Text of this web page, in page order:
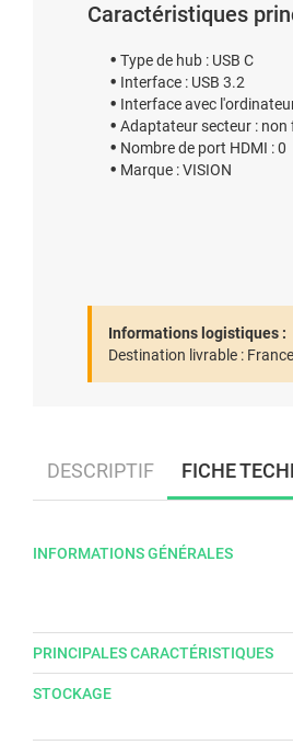
Caractéristiques
Type de hub : USB C
Interface : USB 3.2
Interface avec
Adaptateur secteur : non
Nombre de port HDMI : 0
Marque : VISION
Informations logistiques :
Destination livrable :
DESCRIPTIF FICHE
INFORMATIONS GÉNÉRALES
PRINCIPALES CARACTÉRISTIQUES
STOCKAGE